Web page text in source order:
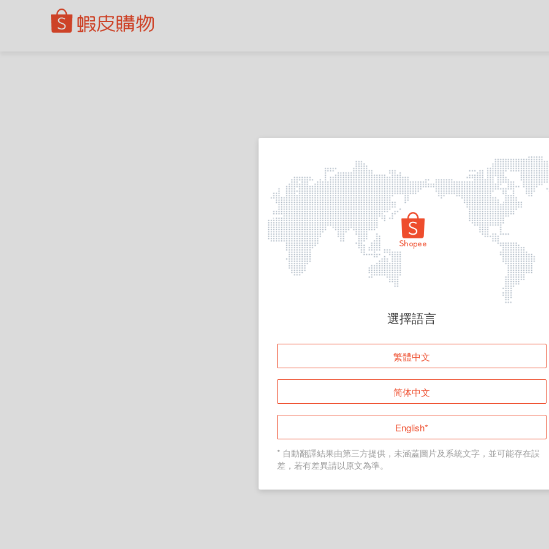
頁面無法顯示
登入
返回首頁
選擇語言
繁體中文
简体中文
English*
* 自動翻譯結果由第三方提供，未涵蓋圖片及系統文字，並可能存在誤
差，若有差異請以原文為準。